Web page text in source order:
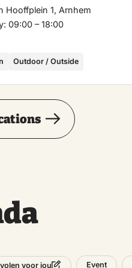
Hooffplein 1, Arnhem
09:00 – 18:00
Outdoor / Outside
voor jou Event
Tuesday
Sunday